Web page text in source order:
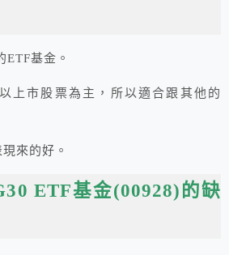
基金。
上市股票為主，所以適合跟其他的
來的好。
ETF基金(00928)的缺